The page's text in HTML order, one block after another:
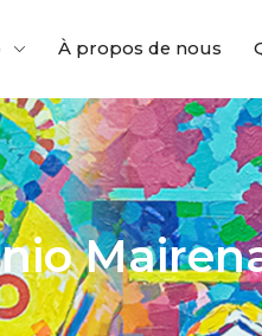
À propos de nous